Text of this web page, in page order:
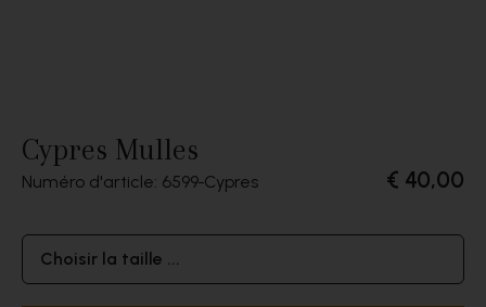
Cypres Mulles
Numéro d'article: 6599 Cypres € 40,00
Choisir la taille ...